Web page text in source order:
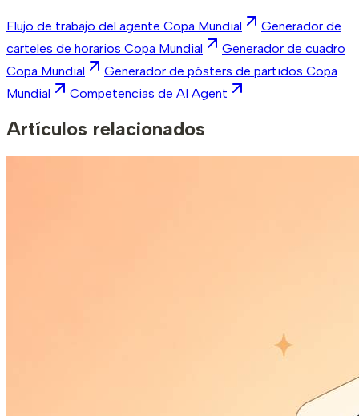
Flujo de trabajo del agente Copa Mundial
Generador de
carteles de horarios Copa Mundial
Generador de cuadro
Copa Mundial
Generador de pósters de partidos Copa
Mundial
Competencias de AI Agent
Artículos relacionados